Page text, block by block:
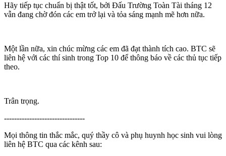
Hãy tiếp tục chuẩn bị thật tốt, bởi Đấu Trường Toàn Tài tháng 12
vẫn đang chờ đón các em trở lại và tỏa sáng mạnh mẽ hơn nữa.
Một lần nữa, xin chúc mừng các em đã đạt thành tích cao. BTC sẽ
liên hệ với các thí sinh trong Top 10 để thông báo về các thủ tục tiếp
theo.
Trân trọng.
--------------------------------
Mọi thông tin thắc mắc, quý thầy cô và phụ huynh học sinh vui lòng
liên hệ BTC qua các kênh sau: